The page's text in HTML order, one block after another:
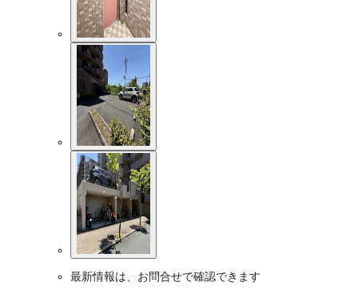
最新情報は、お問合せで確認できます